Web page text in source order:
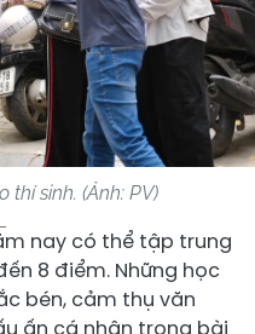
thí sinh. (Ảnh: PV)
nay có thể tập trung
8 điểm. Những học
bén, cảm thụ văn